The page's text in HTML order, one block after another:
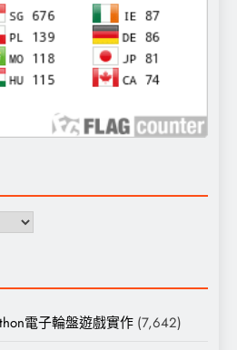
電子輪盤遊戲實作 (7,642)